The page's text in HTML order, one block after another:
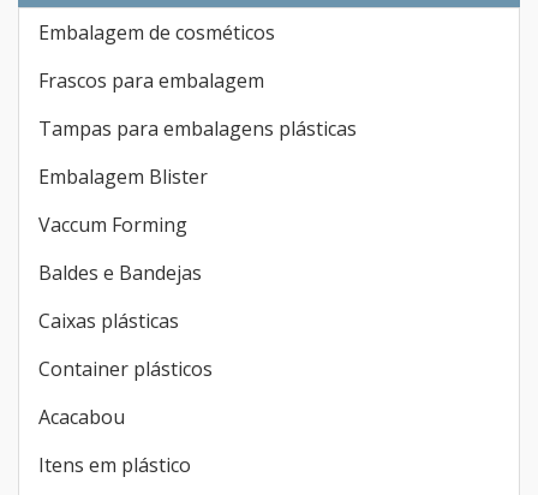
Embalagem de cosméticos
Frascos para embalagem
Tampas para embalagens plásticas
Embalagem Blister
Vaccum Forming
Baldes e Bandejas
Caixas plásticas
Container plásticos
Acacabou
Itens em plástico